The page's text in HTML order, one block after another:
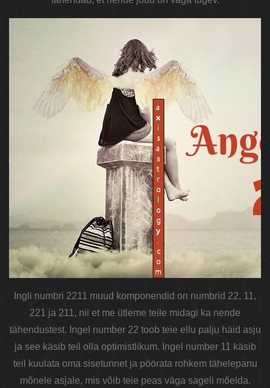
Ingli numbri 2211 muud komponendid on numbrid 22, 11,
221 ja 211, nii et me ütleme teile midagi ka nende
tähendustest. Ingel number 22 toob teie ellu palju häid asju
ja see käsib teil olla optimistlikum. Ingel number 11 käsib
teil kuulata oma sisetunnet ja pöörata rohkem tähelepanu
mõnele asjale, mis võib teie peas väga sageli mõelda.